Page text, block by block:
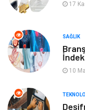
Güzellik & Bakım
Finans & Ekonomi
Bilgisayar & Yazılım
Genel Kültür
17
SAĞLIK
10